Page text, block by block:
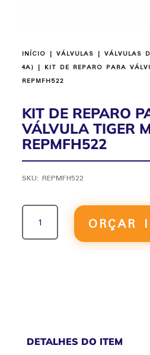
INÍCIO |VÁLVULAS |VÁLVULAS
4A) | KIT DE REPARO PARA
REPMFH522
KIT DE REPARO
VÁLVULA TIGER
REPMFH522
SKU:REPMFH522
KIT
REPARO
ORÇAR
DETALHES DO ITEM